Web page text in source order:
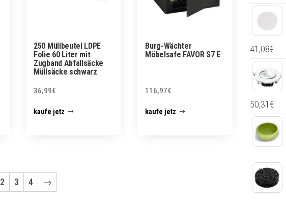
250 Müllbeutel LDPE
Folie 60 Liter mit
Zugband Abfallsäcke
Müllsäcke schwarz
36,99€
kaufe jetz
Burg-Wächter
Möbelsafe FAVOR S7 E
116,97€
kaufe jetz
2 3 4 →
41,08€
50,31€